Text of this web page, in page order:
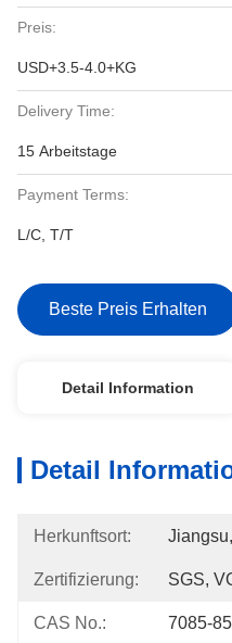
Preis:
USD+3.5-4.0+KG
Delivery Time:
15 Arbeitstage
Payment Terms:
L/C, T/T
Beste Preis Erhalten
Detail Information
Detail
Herkunftsort:
Zertifizierung: SGS,
CAS No.: 7085-